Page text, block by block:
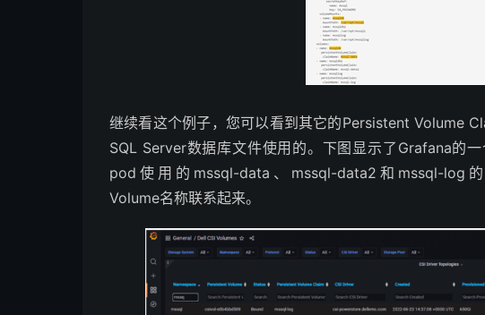
继续看这个例子，您可以看到其它的Persistent Volume
SQL Server数据库文件使用的。下图显示了Grafana的
pod使用的mssql-data、mssql-data2和mssql-log
Volume名称联系起来。